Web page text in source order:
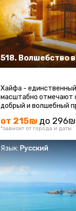
518. Волшебство
Хайфа -
масштабно отмечают
добрый и волшебный
от 215₪ до 296₪
*зависит от города и даты
Язык:Русский